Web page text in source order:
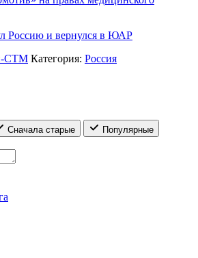
Россию и вернулся в ЮАР
СТМ Категория: Россия
Сначала старые Популярные